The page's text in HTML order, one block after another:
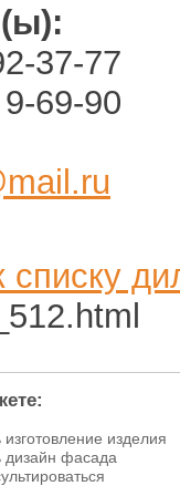
37-77
69-90
списку
изготовление изделия
дизайн фасада